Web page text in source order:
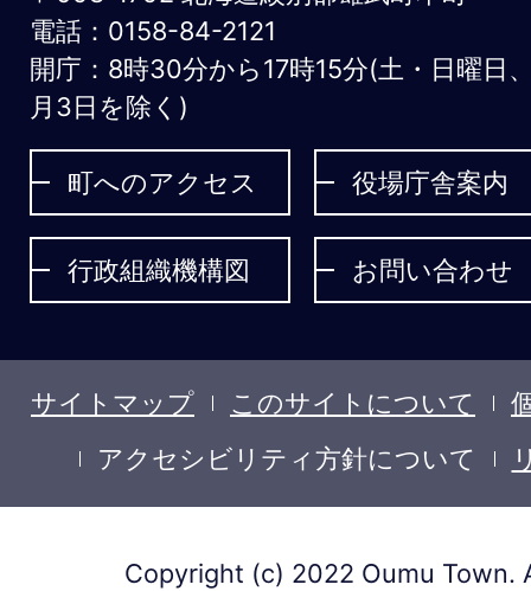
う
む
ち
ょ
う
電話：0158-84-2121
開庁：8時30分から17時15分(土・日曜日
月3日を除く)
町へのアクセス 役場庁舎案内
行政組織機構図 お問い合わせ
サイトマップ このサイトについて
アクセシビリティ方針について
Copyright (c) 2022 Oumu Town.